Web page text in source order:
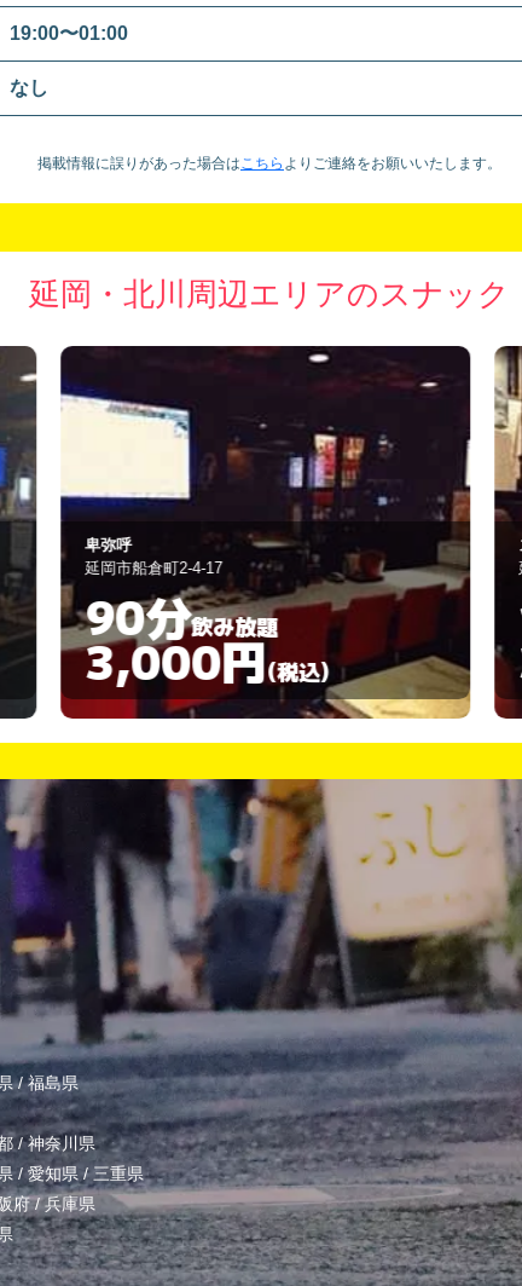
19:00〜01:00
なし
掲載情報に誤りがあった場合はこちら より ご連絡をお願いいたします。
延岡・北川周辺エリアのスナック
スナック SEASONS
延岡市船倉町2-5-2
120分飲み放題
3,000円(税込)
/福島県
/神奈川県
/ 愛知県 / 三重県
府/兵庫県